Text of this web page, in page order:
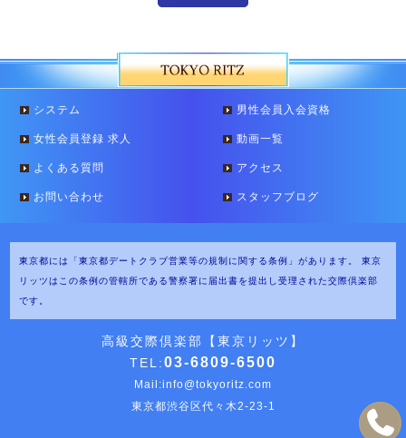
システム 男性会員入会資格
女性会員登録 求人 動画一覧
よくある質問 アクセス
お問い合わせ スタッフブログ
東京都には「東京都デートクラブ営業等の規制に関する条例」があります。
東京
リッツはこの条例の管轄所である警察署に届出書を提出し受理された交際倶楽部
です。
高級交際倶楽部【東京リッツ】
TEL:03-6809-6500
Mail:info@tokyoritz.com
東京都渋谷区代々木2-23-1